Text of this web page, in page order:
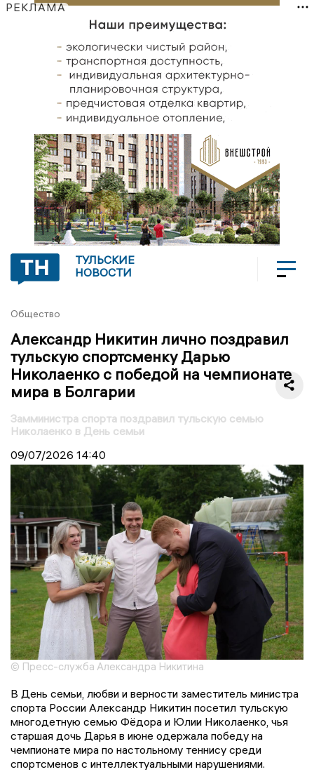
РЕКЛАМА
ТУЛЬСКИЕ
НОВОСТИ
Общество
Александр Никитин лично поздравил
тульскую спортсменку Дарью
Николаенко с победой на чемпионате
мира в Болгарии
Замминистра спорта поздравил тульскую семью
Николаенко в День семьи
09/07/2026 14:40
© Пресс-служба Александра Никитина
В День семьи, любви и верности заместитель министра
спорта России Александр Никитин посетил тульскую
многодетную семью Фёдора и Юлии Николаенко, чья
старшая дочь Дарья в июне одержала победу на
чемпионате мира по настольному теннису среди
спортсменов с интеллектуальными нарушениями.